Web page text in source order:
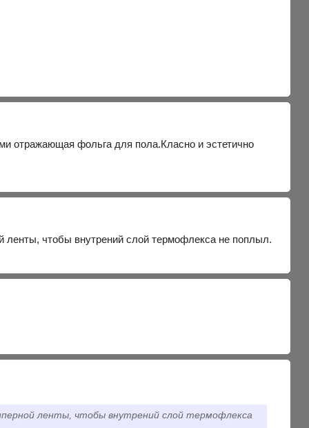
отражающая фольга для пола.Класно и эстетично
ленты, чтобы внутрений слой термофлекса не поплыл.
ленты, чтобы внутрений слой термофлекса